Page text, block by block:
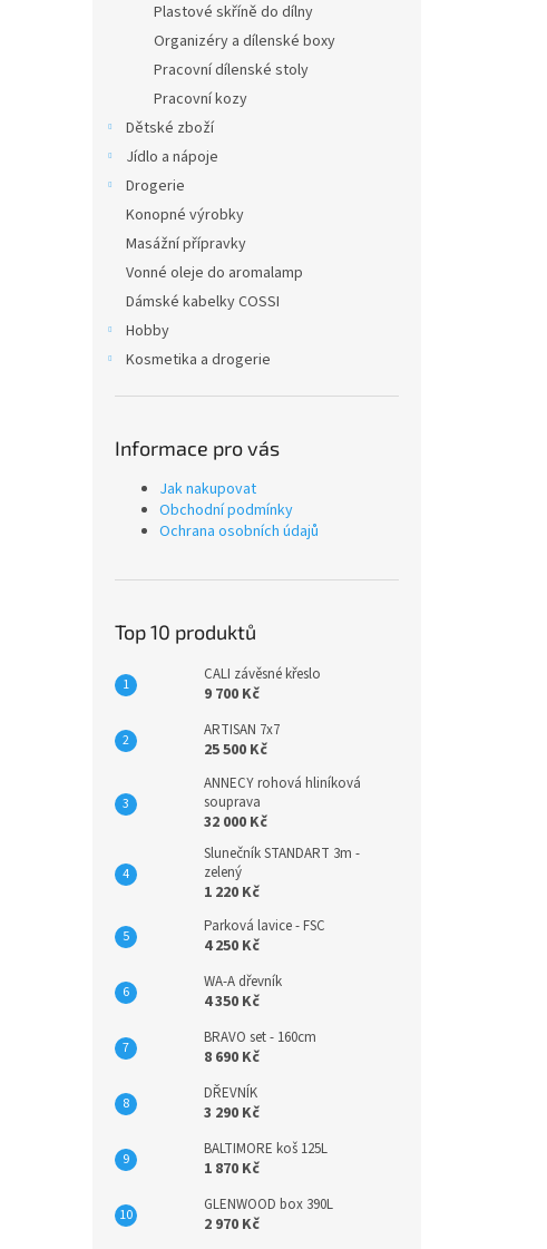
Plastové skříně do dílny
Organizéry a dílenské boxy
Pracovní dílenské stoly
Pracovní kozy
Dětské zboží
Jídlo a nápoje
Drogerie
Konopné výrobky
Masážní přípravky
Vonné oleje do aromalamp
Dámské kabelky COSSI
Hobby
Kosmetika a drogerie
Informace pro vás
Jak nakupovat
Obchodní podmínky
Ochrana osobních údajů
Top 10 produktů
CALI závěsné křeslo
9 700 Kč
ARTISAN 7x7
25 500 Kč
ANNECY rohová hliníková
souprava
32 000 Kč
Slunečník STANDART 3m -
zelený
1 220 Kč
Parková lavice - FSC
4 250 Kč
WA-A dřevník
4 350 Kč
BRAVO set - 160cm
8 690 Kč
DŘEVNÍK
3 290 Kč
BALTIMORE koš 125L
1 870 Kč
GLENWOOD box 390L
2 970 Kč